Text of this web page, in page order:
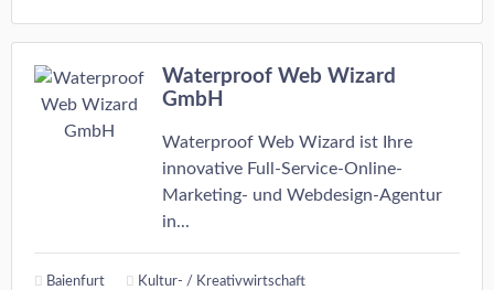
Waterproof Web Wizard
GmbH
Waterproof Web Wizard ist Ihre
innovative Full-Service-Online-
Marketing- und Webdesign-Agentur
in...
Baienfurt
Kultur- / Kreativwirtschaft